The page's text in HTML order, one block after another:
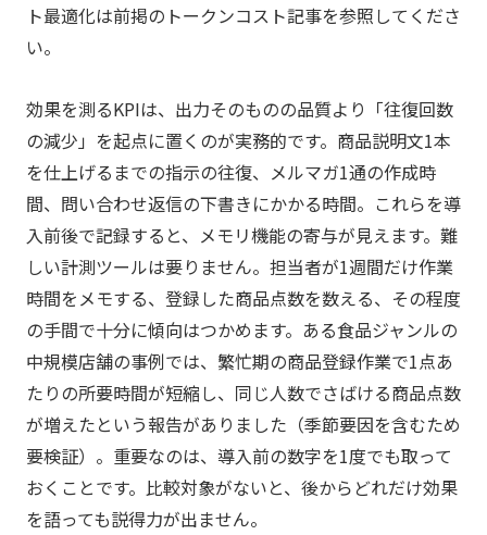
ト最適化は前掲のトークンコスト記事を参照してくださ
い。
効果を測るKPIは、出力そのものの品質より「往復回数
の減少」を起点に置くのが実務的です。商品説明文1本
を仕上げるまでの指示の往復、メルマガ1通の作成時
間、問い合わせ返信の下書きにかかる時間。これらを導
入前後で記録すると、メモリ機能の寄与が見えます。難
しい計測ツールは要りません。担当者が1週間だけ作業
時間をメモする、登録した商品点数を数える、その程度
の手間で十分に傾向はつかめます。ある食品ジャンルの
中規模店舗の事例では、繁忙期の商品登録作業で1点あ
たりの所要時間が短縮し、同じ人数でさばける商品点数
が増えたという報告がありました（季節要因を含むため
要検証）。重要なのは、導入前の数字を1度でも取って
おくことです。比較対象がないと、後からどれだけ効果
を語っても説得力が出ません。